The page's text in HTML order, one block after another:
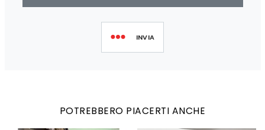
INVIA
POTREBBERO PIACERTI ANCHE